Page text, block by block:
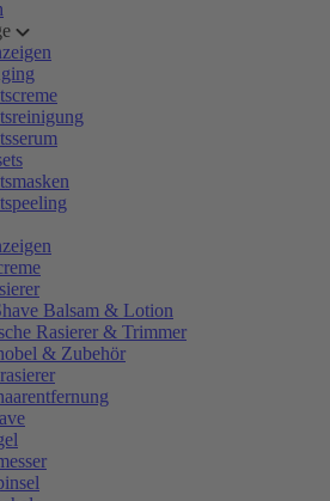
Balsam & Lotion
Rasierer & Trimmer
& Zubehör